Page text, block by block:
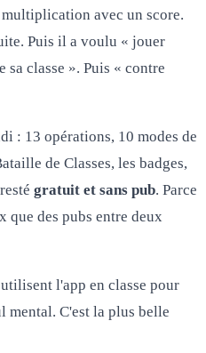
avec un score.
Puis il a voulu « jouer
sa classe ». Puis « contre
: 13 opérations, 10 modes de
de Classes, les badges,
gratuit et sans pub. Parce
que des pubs entre deux
l'app en classe pour
mental. C'est la plus belle